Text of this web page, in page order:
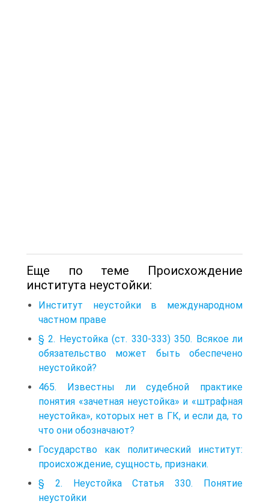
Еще по теме Происхождение
института неустойки:
Институт неустойки в международном
частном праве
§ 2. Неустойка (ст. 330-333) 350. Всякое ли
обязательство может быть обеспечено
неустойкой?
465. Известны ли судебной практике
понятия «зачетная неустойка» и «штрафная
неустойка», которых нет в ГК, и если да, то
что они обозначают?
Государство как политический институт:
происхождение, сущность, признаки.
§ 2. Неустойка Статья 330. Понятие
неустойки